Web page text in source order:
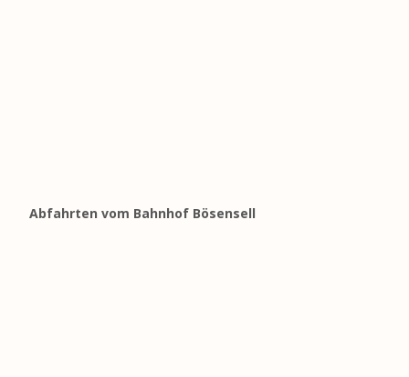
Abfahrten vom Bahnhof Bösensell